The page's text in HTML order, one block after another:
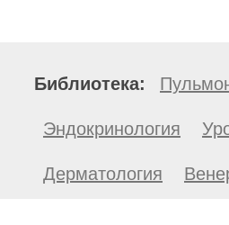
Библиотека:
Эндокринология
Дерматология